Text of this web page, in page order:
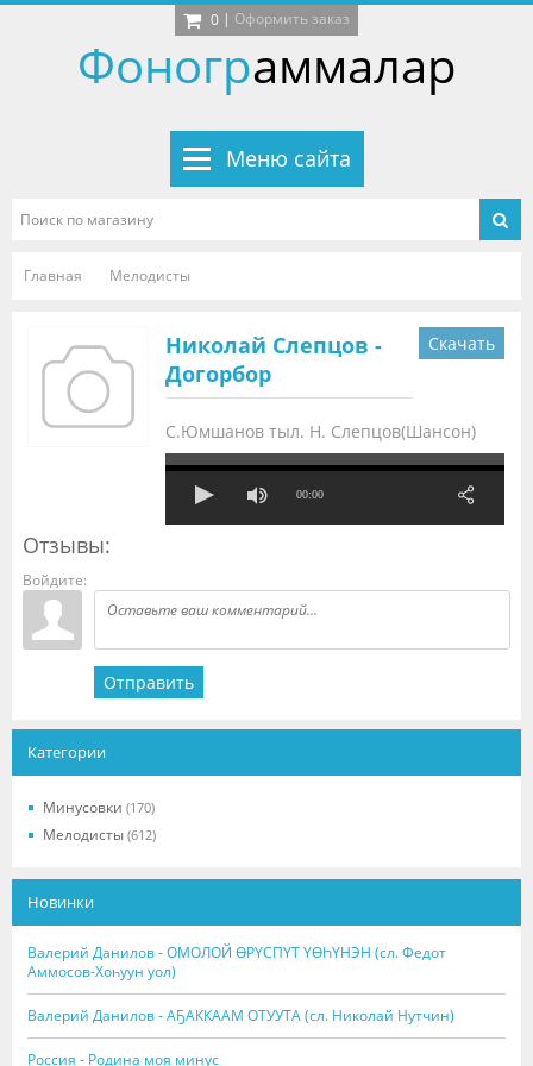
0 | Оформить заказ
Фонограммалар
Меню сайта
Главная Мелодисты
Николай Слепцов -
Догорбор
Скачать
С.Юмшанов тыл. Н. Слепцов(Шансон)
00:00
Отзывы:
Войдите:
Отправить
Категории
Минусовки (170)
Мелодисты (612)
Новинки
Валерий Данилов - ОМОЛОЙ ӨРҮСПҮТ ҮӨҺҮНЭН (сл. Федот
Аммосов-Хоһуун уол)
Валерий Данилов - АҔАККААМ ОТУУТА (сл. Николай Нутчин)
Россия - Родина моя минус